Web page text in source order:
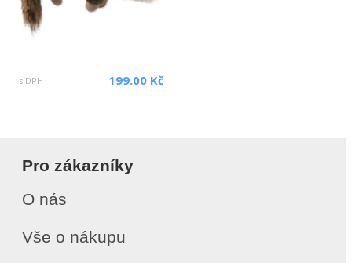
s DPH 199.00 Kč
Pro zákazníky
O nás
Vše o nákupu